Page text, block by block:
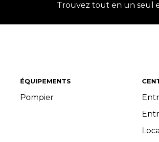
Trouvez tout en un seul
ÉQUIPEMENTS
Pompier